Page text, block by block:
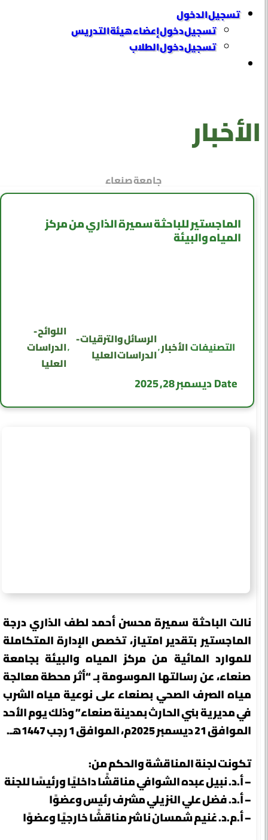
تسجيل الدخول
تسجيل دخول إعضاء هيئة التدريس
تسجيل دخول الطلاب
الأخبار
جامعة صنعاء
الماجستير للباحثة سميرة الذاري من مركز
المياه والبيئة
التصنيفات الأخبار , الرسائل والترقيات -
الدراسات العليا
,
اللوائح -
الدراسات
العليا
Date ديسمبر 28, 2025
نالت الباحثة سميرة محسن أحمد لطف الذاري درجة
الماجستير بتقدير امتياز، تخصص الإدارة المتكاملة
للموارد المائية من مركز المياه والبيئة بجامعة
صنعاء، عن رسالتها الموسومة بـ “أثر محطة معالجة
مياه الصرف الصحي بصنعاء على نوعية مياه الشرب
في مديرية بني الحارث بمدينة صنعاء” وذلك يوم الأحد
الموافق 21 ديسمبر 2025م، الموافق 1 رجب 1447هـ.
تكونت لجنة المناقشة والحكم من:
– أ.د. نبيل عبده الشوافي مناقشًا داخليًا ورئيسًا للجنة
– أ.د. فضل علي النزيلي مشرف رئيس وعضوًا
– أ.م.د. غنيم شمسان ناشر مناقشًا خارجيًا وعضوًا